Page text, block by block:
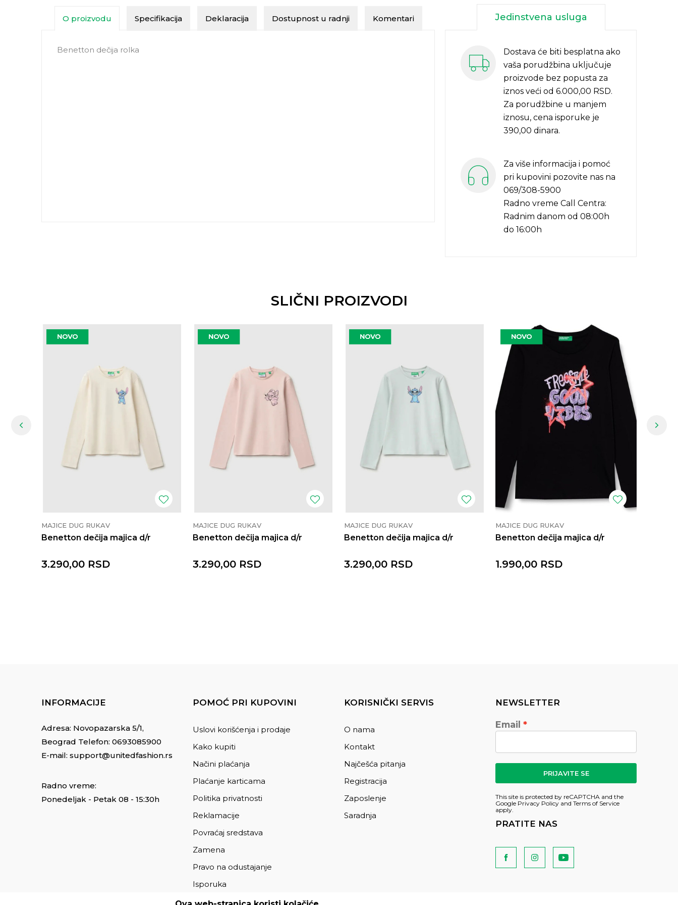
O proizvodu Specifikacija Deklaracija Dostupnost u radnji Komentari
Benetton dečija rolka
Jedinstvena usluga
Dostava će biti besplatna ako
vaša porudžbina uključuje
proizvode bez popusta za
iznos veći od 6.000,00 RSD.
Za porudžbine u manjem
iznosu, cena isporuke je
390,00 dinara.
Za više informacija i pomoć
pri kupovini pozovite nas na
069/308-5900
Radno vreme Call Centra:
Radnim danom od 08:00h
do 16:00h
SLIČNI PROIZVODI
MAJICE DUG RUKAV
Benetton dečija majica d/r
3.290,00 RSD
MAJICE DUG RUKAV
Benetton dečija majica d/r
3.290,00 RSD
MAJICE DUG RUKAV
Benetton dečija majica d/r
3.290,00 RSD
MAJICE DUG RUKAV
Benetton dečija majica d/r
1.990,00 RSD
INFORMACIJE
Adresa: Novopazarska 5/1,
Beograd Telefon: 0693085900
E-mail: support@unitedfashion.rs
Radno vreme:
Ponedeljak - Petak 08 - 15:30h
POMOĆ PRI KUPOVINI
Uslovi korišćenja i prodaje
Kako kupiti
Načini plaćanja
Plaćanje karticama
Politika privatnosti
Reklamacije
Povraćaj sredstava
Zamena
Pravo na odustajanje
Isporuka
KORISNIČKI SERVIS
O nama
Kontakt
Najčešća pitanja
Registracija
Zaposlenje
Saradnja
NEWSLETTER
Email
PRIJAVITE SE
This site is protected by reCAPTCHA and the
Google Privacy Policy and Terms of Service
apply.
PRATITE NAS